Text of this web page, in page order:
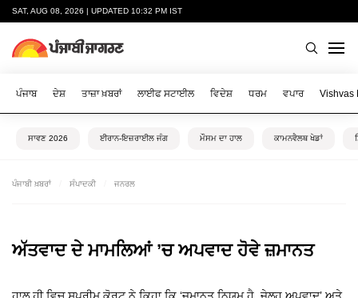
SAT, AUG 08, 2026 | UPDATED 10:32 PM IST
ਪੰਜਾਬ ਦੇਸ਼ ਤਾਜ਼ਾ ਖ਼ਬਰਾਂ ਲਾਈਫ ਸਟਾਈਲ ਵਿਦੇਸ਼ ਧਰਮ ਵਪਾਰ Vishvas
ਸਾਵਣ 2026 ਈਰਾਨ-ਇਜ਼ਰਾਈਲ ਜੰਗ ਮੌਸਮ ਦਾ ਹਾਲ ਕਾਮਨਵੈਲਥ ਖੇਡਾਂ
ਪੰਜਾਬੀ ਖ਼ਬਰਾਂ ਸੰਪਾਦਕੀ ਜਨਰਲ
ਅੱਤਵਾਦ ਦੇ ਮਾਮਲਿਆਂ ’ਚ ਅਪਵਾਦ ਹੋਵੇ ਜ਼ਮਾਨਤ